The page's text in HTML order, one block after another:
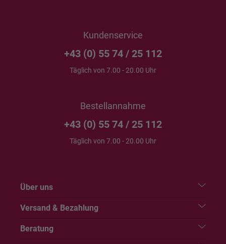
Kundenservice
+43 (0) 55 74 / 25 112
Täglich von 7.00 - 20.00 Uhr
Bestellannahme
+43 (0) 55 74 / 25 112
Täglich von 7.00 - 20.00 Uhr
Über uns
Versand & Bezahlung
Beratung